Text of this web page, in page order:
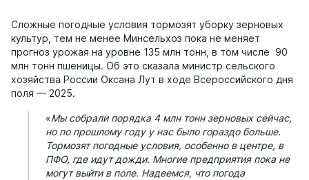
Сложные погодные условия тормозят уборку зерновых
культур, тем не менее Минсельхоз пока не меняет
прогноз урожая на уровне 135 млн тонн, в том числе 90
млн тонн пшеницы. Об это сказала министр сельского
хозяйства России Оксана Лут в ходе Всероссийского дня
поля — 2025.
«Мы собрали порядка 4 млн тонн зерновых сейчас,
но по прошлому году у нас было гораздо больше.
Тормозят погодные условия, особенно в центре, в
ПФО, где идут дожди. Многие предприятия пока не
могут выйти в поле. Надеемся, что погода